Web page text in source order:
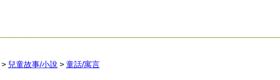
> 兒童故事/小說 > 童話/寓言